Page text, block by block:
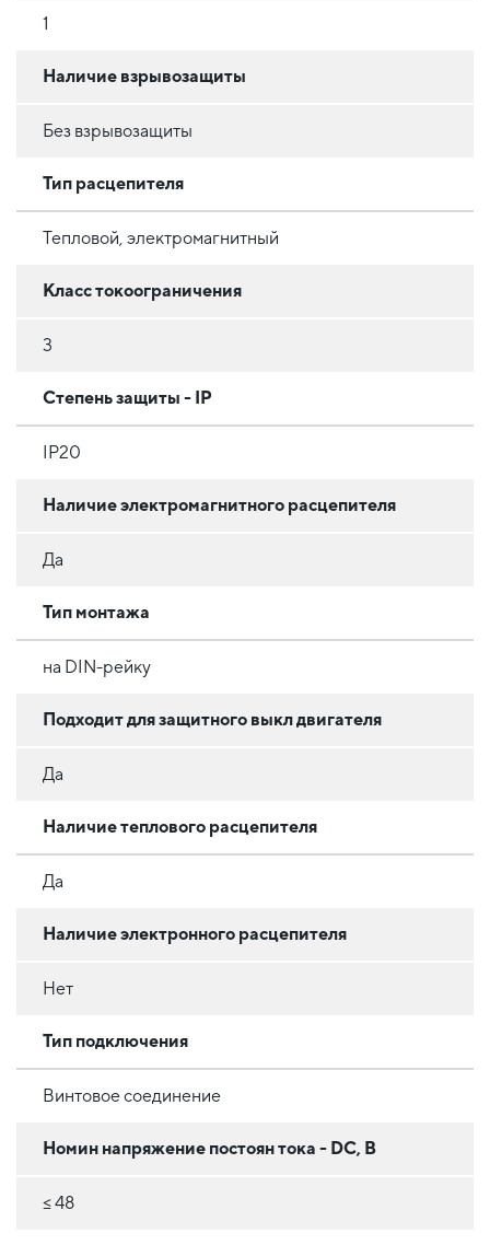
1
Наличие взрывозащиты
Без взрывозащиты
Тип расцепителя
Тепловой, электромагнитный
Класс токоограничения
3
Степень защиты - IP
IP20
Наличие электромагнитного расцепителя
Да
Тип монтажа
на DIN-рейку
Подходит для защитного выкл двигателя
Да
Наличие теплового расцепителя
Да
Наличие электронного расцепителя
Нет
Тип подключения
Винтовое соединение
Номин напряжение постоян тока - DC, В
≤ 48